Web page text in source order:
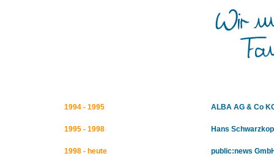
1994 - 1995 ALBA AG & Co
1995 - 1998 Hans
1998 - heute public:news